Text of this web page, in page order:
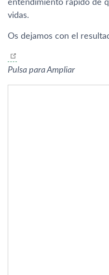
entendimiento rápido de
vidas.
Os dejamos con el
Pulsa para Ampliar